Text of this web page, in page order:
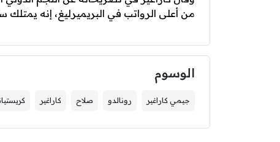
من أعلى الرواتب في البريميرليغ، إنه يمتلك
الوسوم
جيمي كاراغير رونالدو صلاح كاراغير